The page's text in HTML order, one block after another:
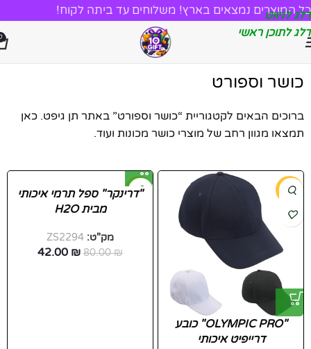
דלג לניווט
דלג לתוכן ראשי
כל המוצרים נמצאים בארץ! משלוחים עד ביתה לקוח!
כושר וספורט
ברוכים הבאים לקטגוריית “כושר וספורט” באתר תן גיפט. כאן
תמצאו מגוון רחב של מוצרי כושר מכונות ועוד.
-63%
"OLYMPIC PRO" כובע
דרייפיט איכותי
-48%
"דרינקר" ספל תרמי איכותי
מבית H2O
מק"ט: ZS2294
80.00₪
42.00 ₪